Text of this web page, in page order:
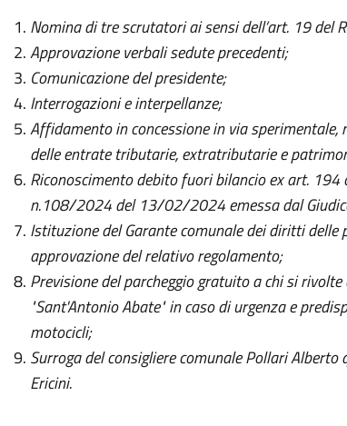
Nomina di tre scrutatori ai sensi dell’art. 19 del
Approvazione verbali sedute precedenti;
Comunicazione del presidente;
Interrogazioni e interpellanze;
Affidamento in concessione in via
delle entrate tributarie, extratributarie e
Riconoscimento debito fuori bilancio ex art.
n.108/2024 del 13/02/2024 emessa dal
Istituzione del Garante comunale dei diritti
approvazione del relativo regolamento;
Previsione del parcheggio gratuito a chi si
"Sant'Antonio Abate" in caso di urgenza e
motocicli;
Surroga del consigliere comunale Pollari
Ericini.